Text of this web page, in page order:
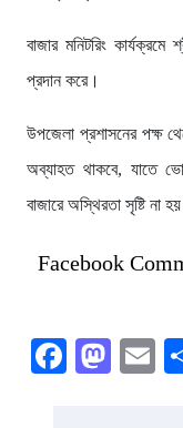
বাজার মনিটরিং কার্যক্রমে
প্রদান করে।
উপজেলা প্রশাসনের পক্ষ
অব্যাহত থাকবে, যাতে
বাজারে অস্থিরতা সৃষ্টি না
Facebook